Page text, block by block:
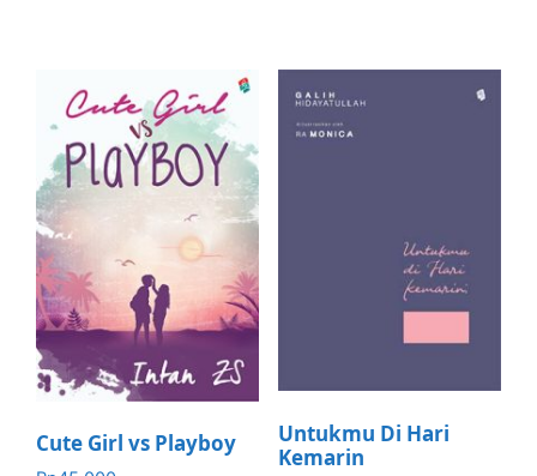
Cute Girl vs Playboy
Untukmu Di Hari
Kemarin